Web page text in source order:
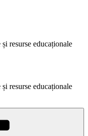
resurse educaționale
resurse educaționale